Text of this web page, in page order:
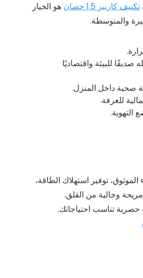
تكييف كاريير 1.5 حصان
هو الخيار
والمتوسطة.
للبيئة واقتصاديًا
صحية داخل المنزل.
للغرفة.
التهوية.
توفير استهلاك الطاقة،
وخالية من القلق.
تناسب احتياجاتك.